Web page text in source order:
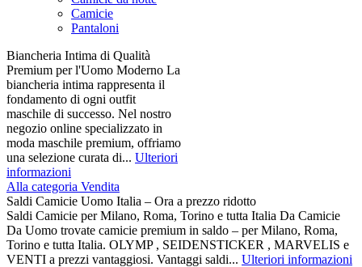
Camicie
Pantaloni
Biancheria Intima di Qualità
Premium per l'Uomo Moderno La
biancheria intima rappresenta il
fondamento di ogni outfit
maschile di successo. Nel nostro
negozio online specializzato in
moda maschile premium, offriamo
una selezione curata di... Ulteriori
informazioni
Alla categoria Vendita
Saldi Camicie Uomo Italia – Ora a prezzo ridotto
Saldi Camicie per Milano, Roma, Torino e tutta Italia Da Camicie
Da Uomo trovate camicie premium in saldo – per Milano, Roma,
Torino e tutta Italia. OLYMP , SEIDENSTICKER , MARVELIS e
VENTI a prezzi vantaggiosi. Vantaggi saldi... Ulteriori informazioni